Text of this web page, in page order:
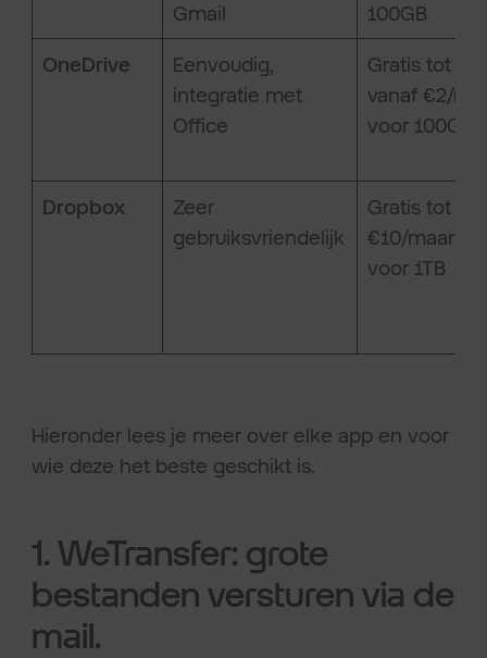
Gmail
100GB
OneDrive
Eenvoudig,
integratie met
Office
Gratis tot
vanaf €2/
voor 100GB
Dropbox
Zeer
gebruiksvriendelijk
Gratis tot
€10/maand
voor 1TB
Hieronder lees je meer over elke app en voor
wie deze het beste geschikt is.
1. WeTransfer: grote
bestanden versturen via de
mail.